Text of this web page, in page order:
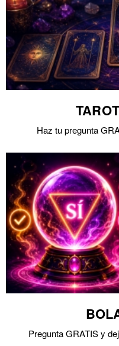
Haz tu pregunta
Pregunta GRATIS y